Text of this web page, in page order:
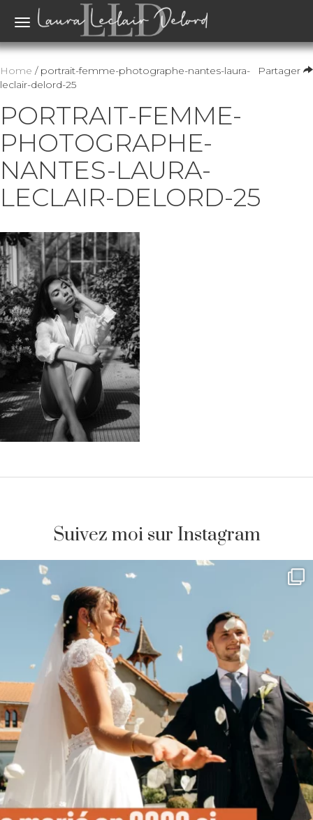
Toggle
Partager
Home / portrait-femme-photographe-nantes-laura-
leclair-delord-25
PORTRAIT-FEMME-
PHOTOGRAPHE-
NANTES-LAURA-
LECLAIR-DELORD-25
Suivez moi sur Instagram